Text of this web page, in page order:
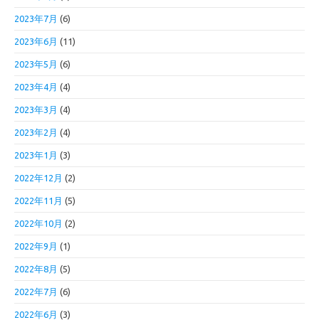
2023年7月 (6)
2023年6月 (11)
2023年5月 (6)
2023年4月 (4)
2023年3月 (4)
2023年2月 (4)
2023年1月 (3)
2022年12月 (2)
2022年11月 (5)
2022年10月 (2)
2022年9月 (1)
2022年8月 (5)
2022年7月 (6)
2022年6月 (3)